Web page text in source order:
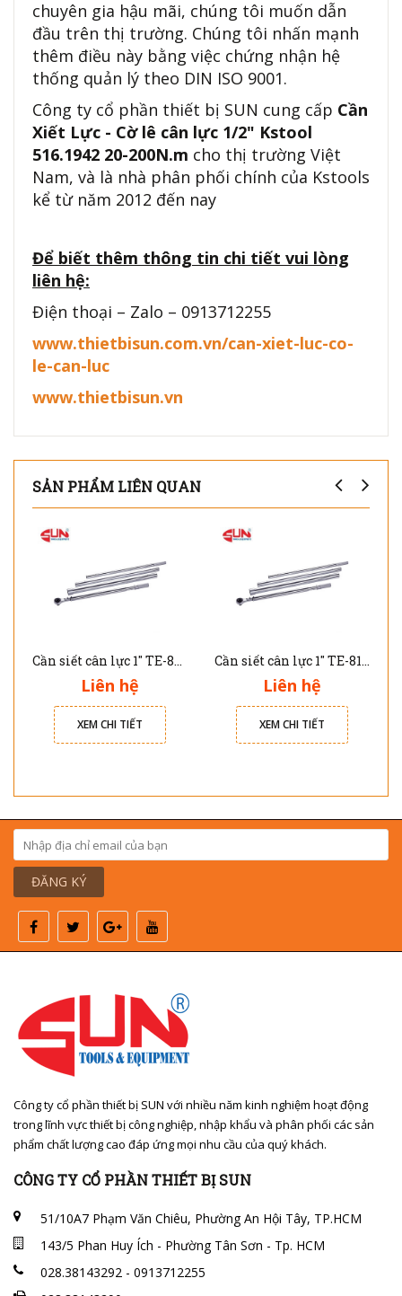
chuyên gia hậu mãi, chúng tôi muốn dẫn
đầu trên thị trường. Chúng tôi nhấn mạnh
thêm điều này bằng việc chứng nhận hệ
thống quản lý theo DIN ISO 9001.
Công ty cổ phần thiết bị SUN cung cấp Cần
Xiết Lực - Cờ lê cân lực 1/2" Kstool
516.1942 20-200N.m cho thị trường Việt
Nam, và là nhà phân phối chính của Kstools
kể từ năm 2012 đến nay
Để biết thêm thông tin chi tiết vui lòng
liên hệ:
Điện thoại – Zalo – 0913712255
www.thietbisun.com.vn/can-xiet-luc-co-
le-can-luc
www.thietbisun.vn
SẢN PHẨM LIÊN QUAN
Cần siết cân lực 1" TE-820100N 200-1000Nm
Liên hệ
XEM CHI TIẾT
Cần siết cân lực 1" TE-815080N 150-800Nm
Liên hệ
XEM CHI TIẾT
ĐĂNG KÝ
Công ty cổ phần thiết bị SUN với nhiều năm kinh nghiệm hoạt động
trong lĩnh vực thiết bị công nghiệp, nhập khẩu và phân phối các sản
phẩm chất lượng cao đáp ứng mọi nhu cầu của quý khách.
CÔNG TY CỔ PHẦN THIẾT BỊ SUN
51/10A7 Phạm Văn Chiêu, Phường An Hội Tây, TP.HCM
143/5 Phan Huy Ích - Phường Tân Sơn - Tp. HCM
028.38143292 - 0913712255